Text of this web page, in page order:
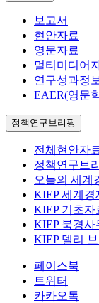
보고서
현안자료
영문자료
멀티미디어
연구성과정보
EAER(영문
정책연구브리핑
전체현안자
정책연구브
오늘의 세계
KIEP 세계경
KIEP 기초자
KIEP 북경사
KIEP 델리
페이스북
트위터
카카오톡